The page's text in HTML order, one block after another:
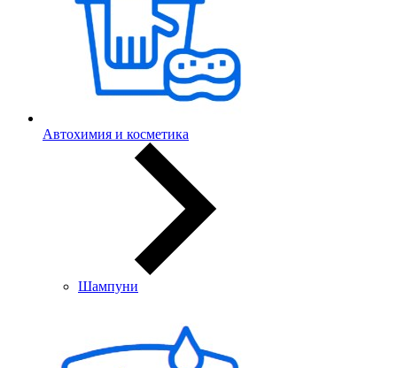
Автохимия и косметика
Шампуни